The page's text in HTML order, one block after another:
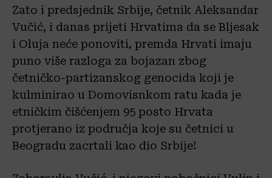
Zato i predsjednik Srbije, četnik Aleksandar
Vučić, i danas prijeti Hrvatima da se Bljesak
i Oluja neće ponoviti, premda Hrvati imaju
puno više razloga za bojazan zbog
četničko-partizanskog genocida koji je
kulminirao u Domovisnkom ratu kada je
etničkim čišćenjem 95 posto Hrvata
protjerano iz područja koje su četnici u
Beogradu zacrtali kao dio Srbije!